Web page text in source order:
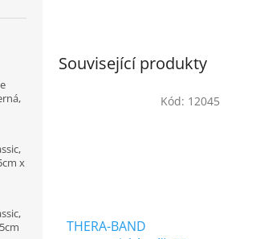
x
Související produkty
THERA-BAND
Kód: 12045